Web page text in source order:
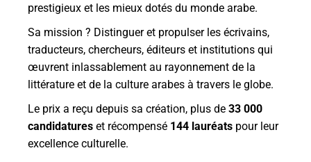
prestigieux et les mieux dotés du monde arabe.
Sa mission ? Distinguer et propulser les écrivains,
traducteurs, chercheurs, éditeurs et institutions qui
œuvrent inlassablement au rayonnement de la
littérature et de la culture arabes à travers le globe.
Le prix a reçu depuis sa création, plus de 33 000
candidatures et récompensé 144 lauréats pour leur
excellence culturelle.